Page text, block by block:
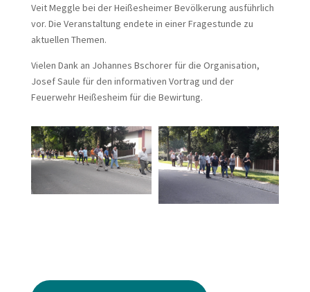
Veit Meggle bei der Heißesheimer Bevölkerung ausführlich
vor. Die Veranstaltung endete in einer Fragestunde zu
aktuellen Themen.
Vielen Dank an Johannes Bschorer für die Organisation,
Josef Saule für den informativen Vortrag und der
Feuerwehr Heißesheim für die Bewirtung.